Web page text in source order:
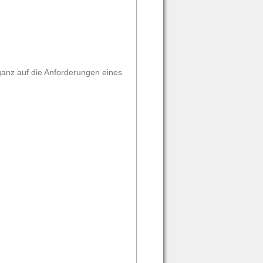
auf die Anforderungen eines